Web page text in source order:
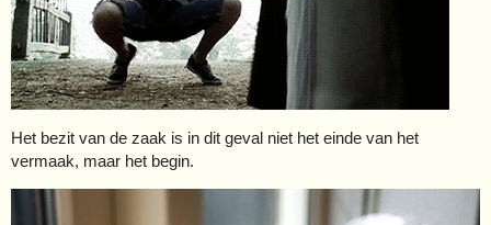
Het bezit van de zaak is in dit geval niet het einde van het
vermaak, maar het begin.